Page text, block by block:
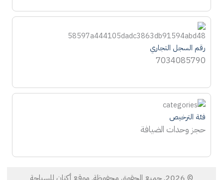
فئة الترخيص
حجز وحدات الضيافة
رقم السجل التجاري
7034085790